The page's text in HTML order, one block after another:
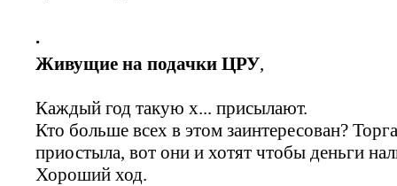
.
Живущие на подачки ЦРУ,
Каждый год такую х... присылают.
Кто больше всех в этом заинтересован?
приостыла, вот они и хотят чтобы деньги
Хороший ход.